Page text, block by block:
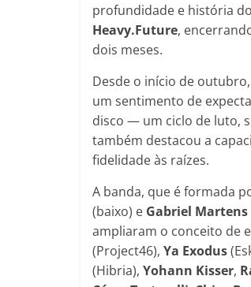
profundidade e história
Heavy.Future,
dois meses.
Desde o início de
um sentimento de
disco — um ciclo de luto,
também destacou a
fidelidade às raízes.
A banda, que é formada
(baixo) e Gabriel Martens
ampliaram o conceito de
(Project46), Ya Exodus
(Hibria), Yohann Kisser,